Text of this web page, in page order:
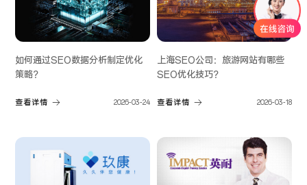
如何通过SEO数据分析制定优化
策略？
查看详情 2026-03-24
上海SEO公司：旅游网站有哪些
SEO优化技巧？
查看详情 2026-03-18